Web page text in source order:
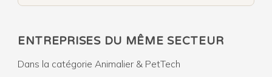
ENTREPRISES DU MÊME SECTEUR
Dans la catégorie Animalier & PetTech